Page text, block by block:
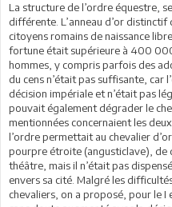
La structure de l’ordre équestre,
différente. L’anneau d’or
citoyens romains de naissance
fortune était supérieure à 400
hommes, y compris parfois des
du cens n’était pas suffisante, car
décision impériale et n’était pas
pouvait également dégrader le
mentionnées concernaient les
l’ordre permettait au chevalier
pourpre étroite (angusticlave), de
théâtre, mais il n’était pas
envers sa cité. Malgré les
chevaliers, on a proposé, pour le